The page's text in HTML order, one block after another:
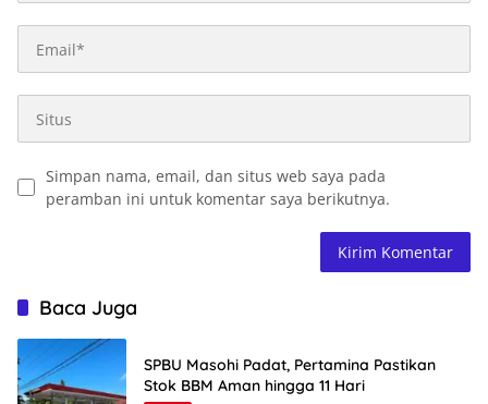
Simpan nama, email, dan situs web saya pada
peramban ini untuk komentar saya berikutnya.
Baca Juga
SPBU Masohi Padat, Pertamina Pastikan
Stok BBM Aman hingga 11 Hari